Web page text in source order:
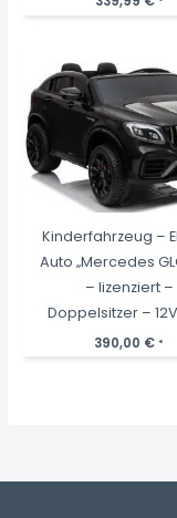
Kinderfahrzeug –
Auto „Mercedes
– lizenziert –
Doppelsitzer –
Akku,4
390,00 € *